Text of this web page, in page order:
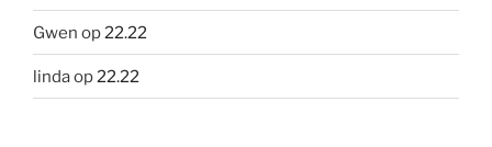
Gwen op22.22
lindaop22.22